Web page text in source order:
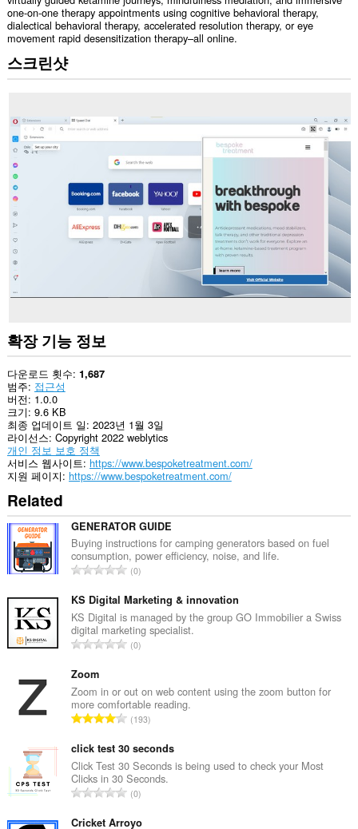
one-on-one therapy appointments using cognitive behavioral therapy,
dialectical behavioral therapy, accelerated resolution therapy, or eye
movement rapid desensitization therapy–all online.
스크린샷
확장 기능 정보
다운로드 횟수 1,687
범주 접근성
버전 1.0.0
크기 9.6 KB
최종 업데이트 일 2023년 1월 3일
라이선스 Copyright 2022 weblytics
개인 정보 보호 정책
서비스 웹사이트 https://www.bespoketreatment.com/
지원 페이지 https://www.bespoketreatment.com/
Related
GENERATOR GUIDE
Buying instructions for camping generators based on fuel
consumption, power efficiency, noise, and life.
총
급
수
:
0
KS Digital Marketing & innovation
KS Digital is managed by the group GO Immobilier a Swiss
digital marketing specialist.
총
수
:
0
Zoom
Zoom in or out on web content using the zoom button for
more comfortable reading.
총
급
수
:
193
click test 30 seconds
Click Test 30 Seconds is being used to check your Most
Clicks in 30 Seconds.
총
급
0
Cricket Arroyo